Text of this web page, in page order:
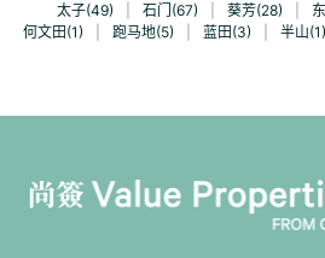
太子(49)
石门(67) 葵芳(28)
何文田(1)
跑马地(5) 蓝田(3) 半山(1)